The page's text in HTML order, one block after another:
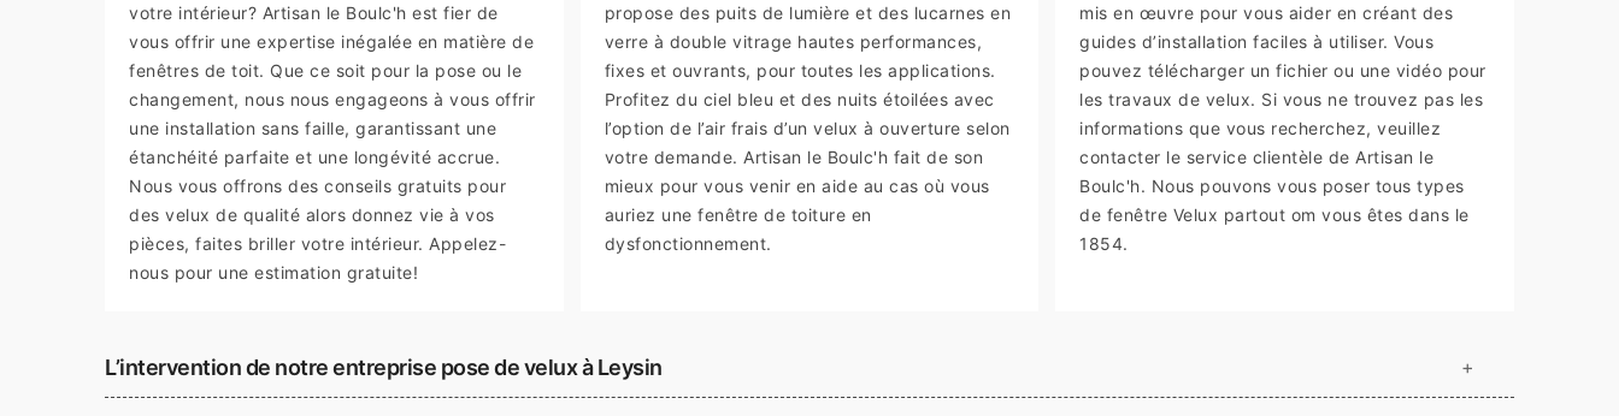
votre intérieur? Artisan le Boulc'h est fier de
vous offrir une expertise inégalée en matière de
fenêtres de toit. Que ce soit pour la pose ou le
changement, nous nous engageons à vous offrir
une installation sans faille, garantissant une
étanchéité parfaite et une longévité accrue.
Nous vous offrons des conseils gratuits pour
des velux de qualité alors donnez vie à vos
pièces, faites briller votre intérieur. Appelez-
nous pour une estimation gratuite!
propose des puits de lumière et des lucarnes en
verre à double vitrage hautes performances,
fixes et ouvrants, pour toutes les applications.
Profitez du ciel bleu et des nuits étoilées avec
l’option de l’air frais d’un velux à ouverture selon
votre demande. Artisan le Boulc'h fait de son
mieux pour vous venir en aide au cas où vous
auriez une fenêtre de toiture en
dysfonctionnement.
mis en œuvre pour vous aider en créant des
guides d’installation faciles à utiliser. Vous
pouvez télécharger un fichier ou une vidéo pour
les travaux de velux. Si vous ne trouvez pas les
informations que vous recherchez, veuillez
contacter le service clientèle de Artisan le
Boulc'h. Nous pouvons vous poser tous types
de fenêtre Velux partout om vous êtes dans le
1854.
L’intervention de notre entreprise pose de velux à Leysin +